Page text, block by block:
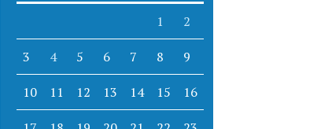
1 2
3 4 5 6 7 8 9
10 11 12 13 14 15 16